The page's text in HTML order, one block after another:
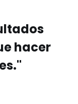
hacer